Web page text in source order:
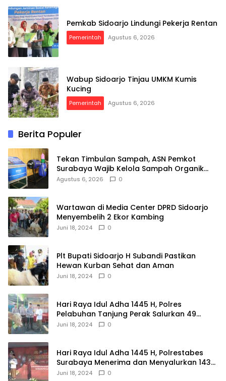
Pemkab Sidoarjo Lindungi Pekerja Rentan
Pemerintah Agustus 6, 2026
Wabup Sidoarjo Tinjau UMKM Kumis
Kucing
Pemerintah Agustus 6, 2026
Berita Populer
Tekan Timbulan Sampah, ASN Pemkot
Surabaya Wajib Kelola Sampah Organik
dari Rumah
Agustus 6, 2026 0
Wartawan di Media Center DPRD Sidoarjo
Menyembelih 2 Ekor Kambing
Juni 18, 2024 0
Plt Bupati Sidoarjo H Subandi Pastikan
Hewan Kurban Sehat dan Aman
Juni 18, 2024 0
Hari Raya Idul Adha 1445 H, Polres
Pelabuhan Tanjung Perak Salurkan 49
Hewan Korban.
Juni 18, 2024 0
Hari Raya Idul Adha 1445 H, Polrestabes
Surabaya Menerima dan Menyalurkan 143
Hewan Kurban
Juni 18, 2024 0